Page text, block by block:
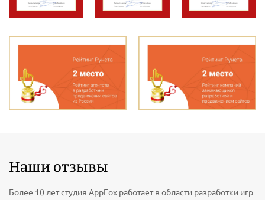
Наши отзывы
Более 10 лет студия AppFox работает в области разработки игр